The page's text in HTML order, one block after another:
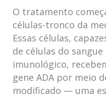
O tratamento
células-tronco da
Essas células,
de células do
imunológico,
gene ADA por meio
modificado — uma